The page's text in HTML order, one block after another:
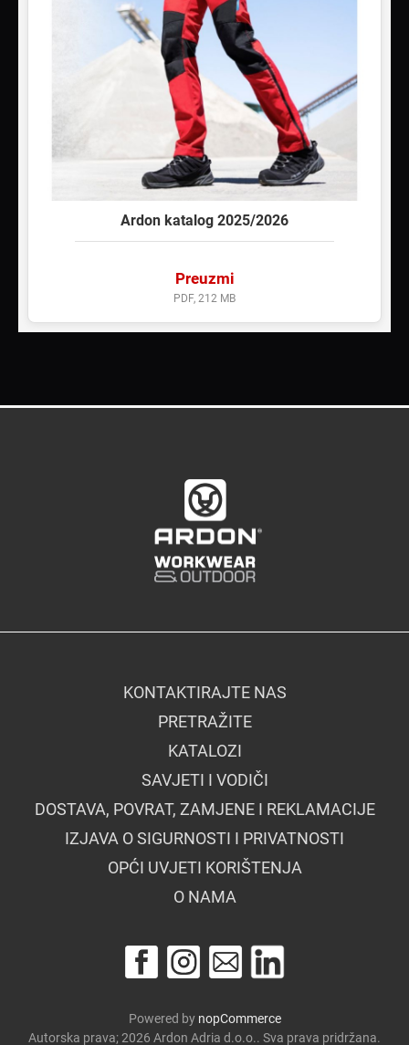
Ardon katalog 2025/2026
Preuzmi
PDF, 212 MB
KONTAKTIRAJTE NAS
PRETRAŽITE
KATALOZI
SAVJETI I VODIČI
DOSTAVA, POVRAT, ZAMJENE I REKLAMACIJE
IZJAVA O SIGURNOSTI I PRIVATNOSTI
OPĆI UVJETI KORIŠTENJA
O NAMA
Powered by nopCommerce
Autorska prava; 2026 Ardon Adria d.o.o.. Sva prava pridržana.